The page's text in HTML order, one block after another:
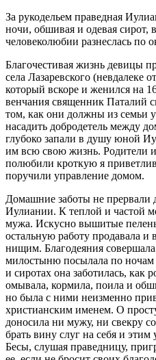
За рукодельем праведная
ночи, обшивая и одевая сирот,
человеколюбии разнеслась по
Благочестивая жизнь девицы
села Лазаревского
который вскоре и женился на
венчания священник Паталий
том, как они должны из семьи
насадить добродетель между
глубоко запали в душу юной
им всю свою жизнь. Родители
полюбили кроткую я
поручили управление домом.
Домашние заботы не прервали
Иулиании. К теплой и частой
мужа. Искусно вышитые
остальную работу продавала и
нищим. Благодеяния
милостыню посылала по
и сиротах она заботилась, как
омывала, кормила, поила и
но была с ними неизменно
христианским именем. О
доносила ни мужу, ни свекру
брать вину слуг на себя и этим
Бесы, слушая праведницу,